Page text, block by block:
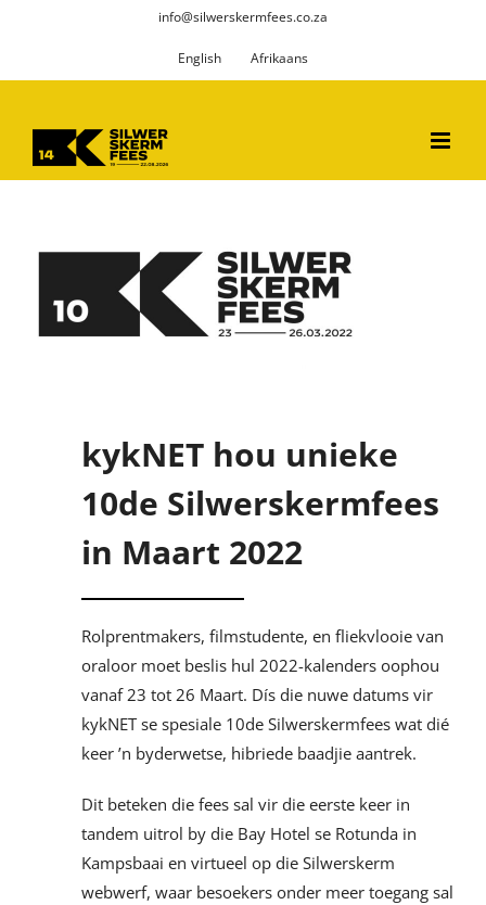
info@silwerskermfees.co.za
English Afrikaans
kykNET hou unieke
10de Silwerskermfees
in Maart 2022
Rolprentmakers, filmstudente, en fliekvlooie van
oraloor moet beslis hul 2022-kalenders oophou
vanaf 23 tot 26 Maart. Dís die nuwe datums vir
kykNET se spesiale 10de Silwerskermfees wat dié
keer ’n byderwetse, hibriede baadjie aantrek.
Dit beteken die fees sal vir die eerste keer in
tandem uitrol by die Bay Hotel se Rotunda in
Kampsbaai en virtueel op die Silwerskerm
webwerf, waar besoekers onder meer toegang sal